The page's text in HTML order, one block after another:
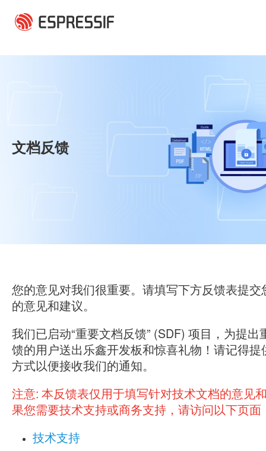
文档反馈
您的意见对我们很重要。请填写下方反馈表提交
的意见和建议。
我们已启动“重要文档反馈” (SDF) 项目，为提出
馈的用户送出乐鑫开发板和惊喜礼物！请记得提
方式以便接收我们的通知。
注意: 本反馈表仅用于填写针对技术文档的意见
果您需要技术支持或商务支持，请访问以下页面
技术支持